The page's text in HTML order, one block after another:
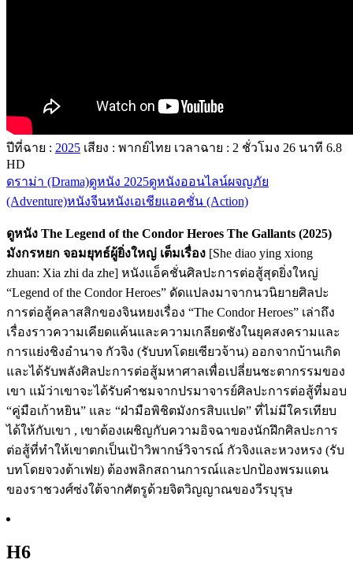
ปีที่ฉาย : 2025 เสียง : พากย์ไทย เวลาฉาย : 2 ชั่วโมง 26 นาที 6.8
HD
ดราม่า (Drama)ดูหนัง 2025ดูหนังออนไลน์ผจญภัย
(Adventure)หนังจีนหนังเอเชียแอคชั่น (Action)
ดูหนัง The Legend of the Condor Heroes The Gallants (2025)
มังกรหยก จอมยุทธ์ผู้ยิ่งใหญ่ เต็มเรื่อง [She diao ying xiong
zhuan: Xia zhi da zhe] หนังแอ็คชั่นศิลปะการต่อสู้สุดยิ่งใหญ่
“Legend of the Condor Heroes” ดัดแปลงมาจากนวนิยายศิลปะ
การต่อสู้คลาสสิกของจินหยงเรื่อง “The Condor Heroes” เล่าถึง
เรื่องราวความเคียดแค้นและความเกลียดชังในยุคสงครามและ
การแย่งชิงอำนาจ กัวจิง (รับบทโดยเซียวจ้าน) ออกจากบ้านเกิด
และได้รับพลังศิลปะการต่อสู้มหาศาลเพื่อเปลี่ยนชะตากรรมของ
เขา แม้ว่าเขาจะได้รับคำชมจากปรมาจารย์ศิลปะการต่อสู้ที่มอบ
“คู่มือเก้าหยิน” และ “ฝ่ามือพิชิตมังกรสิบแปด” ที่ไม่มีใครเทียบ
ได้ให้กับเขา , เขาต้องเผชิญกับความอิจฉาของนักฝึกศิลปะการ
ต่อสู้ที่ทำให้เขาตกเป็นเป้าวิพากษ์วิจารณ์ กัวจิงและหวงหรง (รับ
บทโดยจวงต้าเฟย) ต้องพลิกสถานการณ์และปกป้องพรมแดน
ของราชวงศ์ซ่งใต้จากศัตรูด้วยจิตวิญญาณของวีรบุรุษ
H6